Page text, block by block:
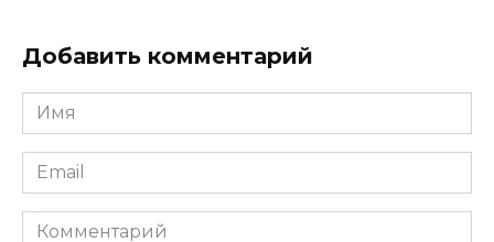
Добавить комментарий
Имя
*
Email
*
Комментарий